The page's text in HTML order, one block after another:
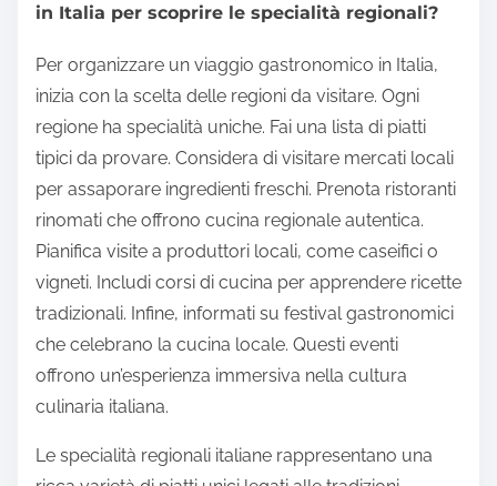
in Italia per scoprire le specialità regionali?
Per organizzare un viaggio gastronomico in Italia,
inizia con la scelta delle regioni da visitare. Ogni
regione ha specialità uniche. Fai una lista di piatti
tipici da provare. Considera di visitare mercati locali
per assaporare ingredienti freschi. Prenota ristoranti
rinomati che offrono cucina regionale autentica.
Pianifica visite a produttori locali, come caseifici o
vigneti. Includi corsi di cucina per apprendere ricette
tradizionali. Infine, informati su festival gastronomici
che celebrano la cucina locale. Questi eventi
offrono un’esperienza immersiva nella cultura
culinaria italiana.
Le specialità regionali italiane rappresentano una